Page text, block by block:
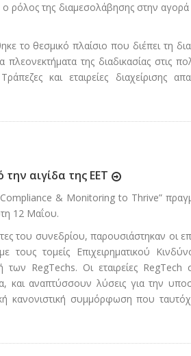
ο ρόλος της διαμεσολάβησης στην
το θεσμικό πλαίσιο που διέπει τη
της διαδικασίας στις
και εταιρείες διαχείρισης
αιγίδα της ΕΕΤ
& Monitoring to Thrive”
12 Μαΐου.
του συνεδρίου, παρουσιάστηκαν οι
τομείς Επιχειρηματικού
RegTechs. Οι εταιρείες RegTech
και αναπτύσσουν λύσεις για την
κανονιστική συμμόρφωση που